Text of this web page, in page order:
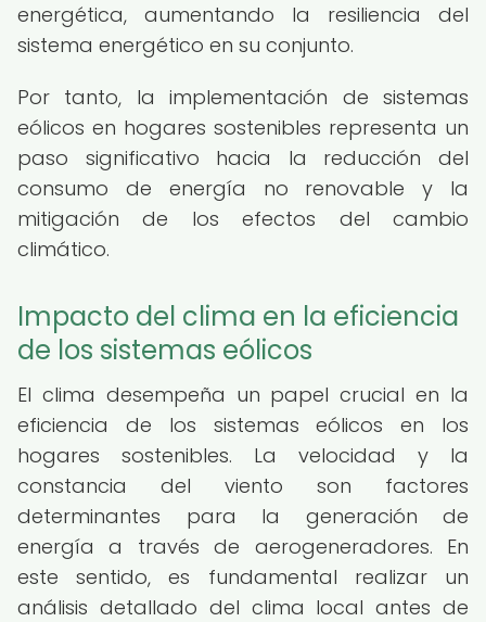
energética, aumentando la resiliencia del
sistema energético en su conjunto.
Por tanto, la implementación de sistemas
eólicos en hogares sostenibles representa un
paso significativo hacia la reducción del
consumo de energía no renovable y la
mitigación de los efectos del cambio
climático.
Impacto del clima en la eficiencia
de los sistemas eólicos
El clima desempeña un papel crucial en la
eficiencia de los sistemas eólicos en los
hogares sostenibles. La velocidad y la
constancia del viento son factores
determinantes para la generación de
energía a través de aerogeneradores. En
este sentido, es fundamental realizar un
análisis detallado del clima local antes de